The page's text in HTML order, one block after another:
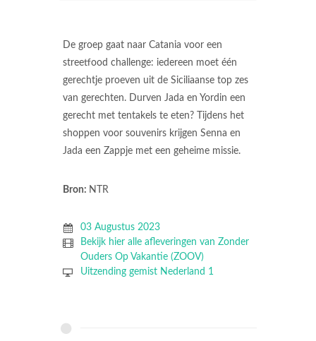
De groep gaat naar Catania voor een
streetfood challenge: iedereen moet één
gerechtje proeven uit de Siciliaanse top zes
van gerechten. Durven Jada en Yordin een
gerecht met tentakels te eten? Tijdens het
shoppen voor souvenirs krijgen Senna en
Jada een Zappje met een geheime missie.
Bron: NTR
03 Augustus 2023
Bekijk hier alle afleveringen van Zonder
Ouders Op Vakantie (ZOOV)
Uitzending gemist Nederland 1